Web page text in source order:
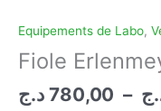
Equipements de Labo,
Fiole
780,00 د.ج –